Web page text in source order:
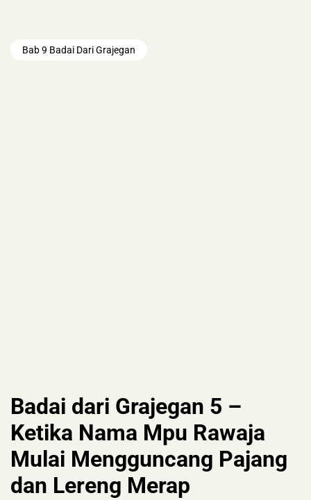
Bab 9 Badai Dari Grajegan
Badai dari Grajegan 5 –
Ketika Nama Mpu Rawaja
Mulai Mengguncang Pajang
dan Lereng Merap